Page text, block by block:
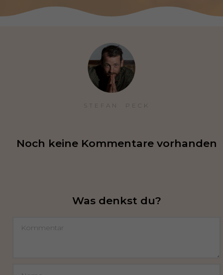
STEFAN  PECK
Noch keine Kommentare vorhanden
Was denkst du?